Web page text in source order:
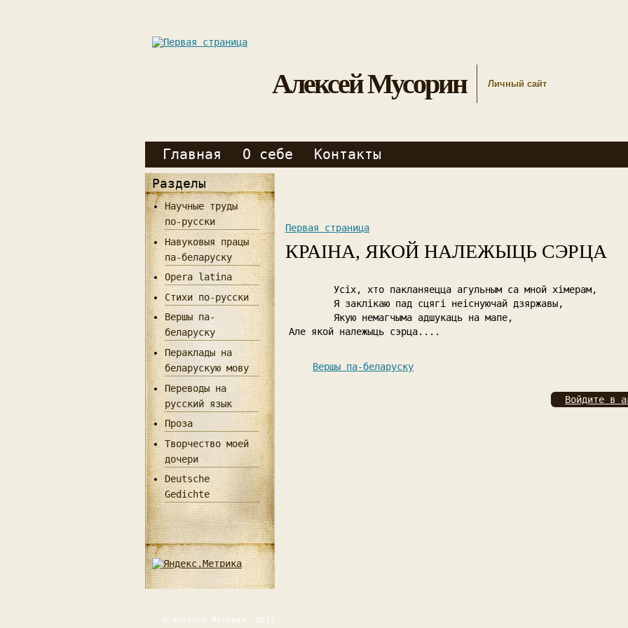
Алексей Мусорин Личный сайт
Главная О себе Контакты
Разделы
Научные труды
по-русски
Навуковыя працы
па-беларуску
Opera latina
Стихи по-русски
Вершы па-
беларуску
Пераклады на
беларускую мову
Переводы на
русский язык
Проза
Творчество моей
дочери
Deutsche
Gedichte
Первая страница
КРАІНА, ЯКОЙ НАЛЕЖЫЦЬ СЭРЦА
Усіх, хто пакланяецца агульным са мной хімерам,
Я заклікаю пад сцягі неіснуючай дзяржавы,
Якую немагчыма адшукаць на мапе,
Але якой належыць сэрца....
Вершы па-беларуску
Войдите в
© Алексей Мусорин, 2017